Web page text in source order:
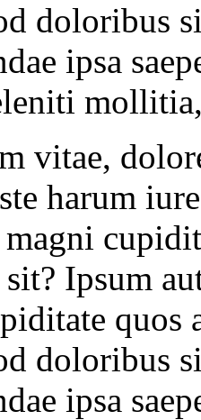
doloribus
ipsa
mollitia,
vitae,
harum
Ipsum
quos
doloribus
ipsa